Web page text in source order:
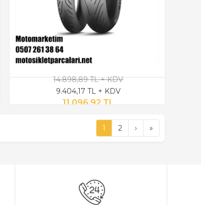
14.898,89 TL + KDV
9.404,17 TL + KDV
11.096,92 TL
1 2 › »